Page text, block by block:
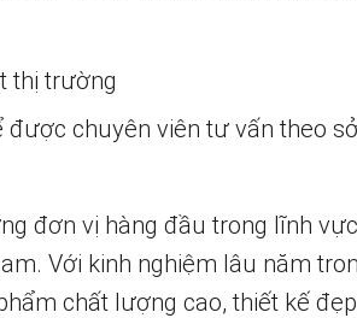
thị trường
chuyên viên tư vấn theo
đơn vị hàng đầu trong lĩnh
Với kinh nghiệm lâu năm
chất lượng cao, thiết kế